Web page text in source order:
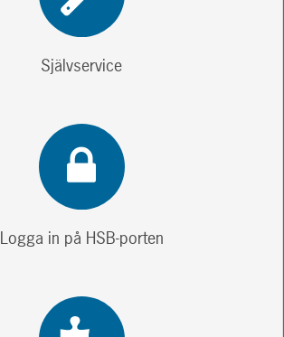
Självservice
Logga in på HSB-porten